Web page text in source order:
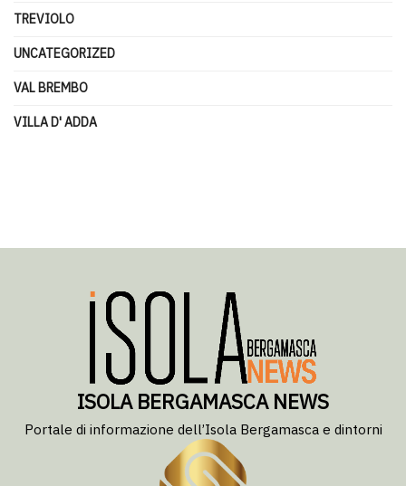
TREVIOLO
UNCATEGORIZED
VAL BREMBO
VILLA D' ADDA
ISOLA BERGAMASCA NEWS
Portale di informazione dell’Isola Bergamasca e dintorni